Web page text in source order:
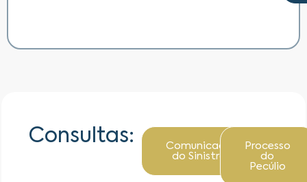
Consultas:
Comunicado
do Sinistro
Processo
do
Pecúlio